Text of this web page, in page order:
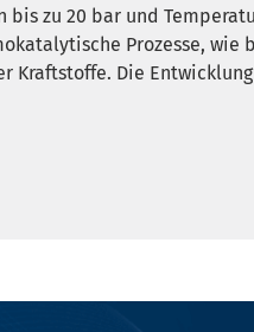
bis zu 20 bar und
Prozesse, wie
Kraftstoffe. Die